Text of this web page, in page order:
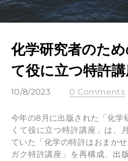
化学研究者のた
て役に立つ特許
10/8/2023 0 Comments
今年の8月に出版された「化
くて役に立つ特許講座」は、
ていた「化学の特許はおまか
ガク特許講座」を再構成、出